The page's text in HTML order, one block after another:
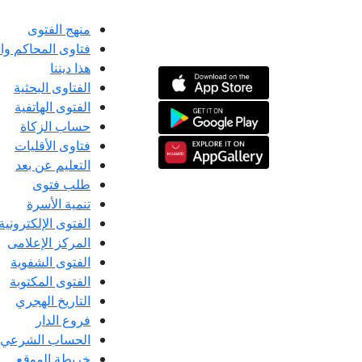
منهج الفتوى
فتاوى المحاكم
هذا ديننا
الفتاوى البحثية
الفتوى الهاتفية
حساب الزكاة
فتاوى الأقليات
التعليم عن بعد
طلب فتوى
تنمية الأسرة
الفتوى الإلكترونية
المركز الإعلامى
الفتوى الشفوية
الفتوى المكتوبة
التاريخ الهجري
فروع الدار
الحساب الشرعي